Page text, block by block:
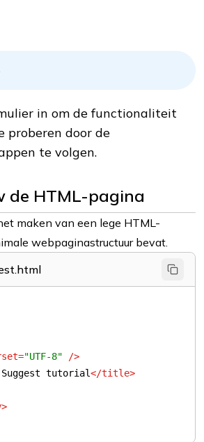
in om de functionaliteit
proberen door de
te volgen.
de HTML-pagina
maken van een lege HTML-
webpaginastructuur bevat.
="UTF-8" />
Suggest tutorial</title>
>